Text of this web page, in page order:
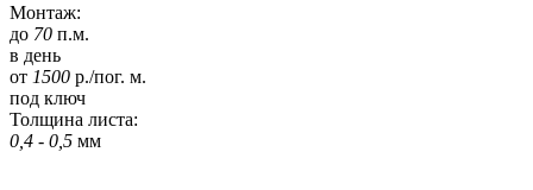
Монтаж:
до 70 п.м.
в день
от 1500 р./пог. м.
под ключ
Толщина листа:
0,4 - 0,5 мм